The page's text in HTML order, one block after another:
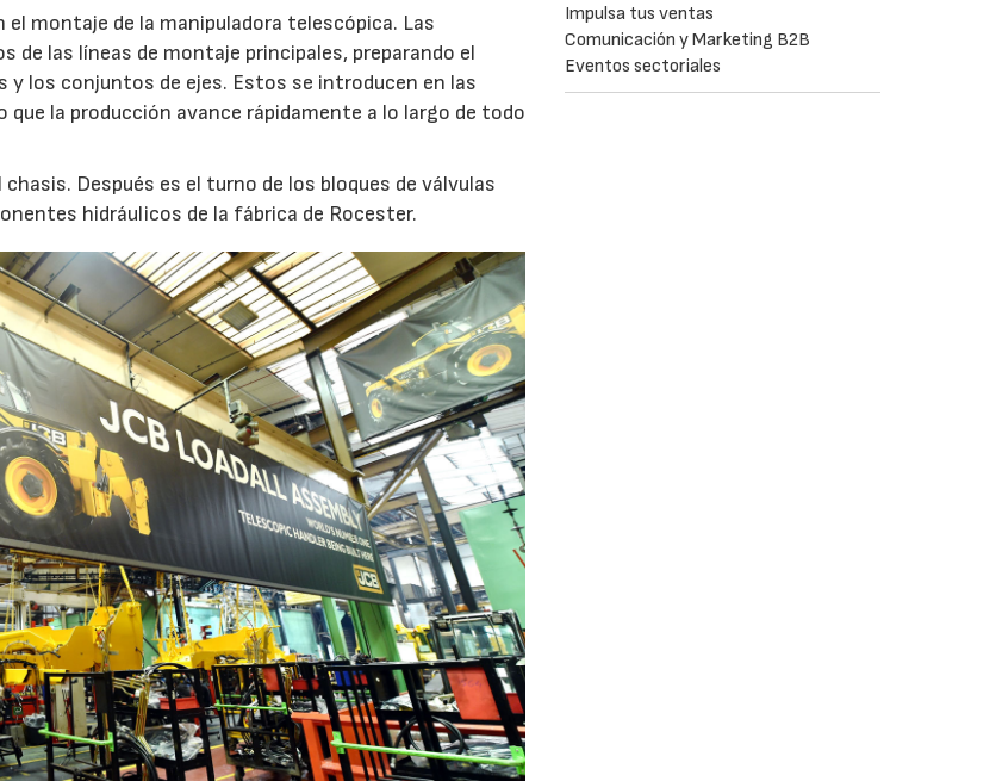
montaje de la manipuladora telescópica. Las
de las líneas de montaje principales, preparando el
los conjuntos de ejes. Estos se introducen en las
la producción avance rápidamente a lo largo de todo
Después es el turno de los bloques de válvulas
hidráulicos de la fábrica de Rocester.
Impulsa tus ventas
Comunicación y Marketing B2B
Eventos sectoriales